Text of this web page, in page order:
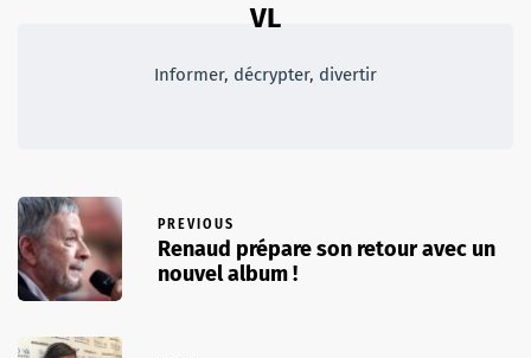
VL
Informer, décrypter, divertir
PREVIOUS
Renaud prépare son retour avec un
nouvel album !